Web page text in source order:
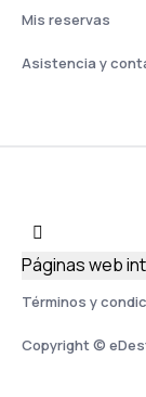
Mis reservas
Asistencia y
Términos y
Copyright ©
Páginas web